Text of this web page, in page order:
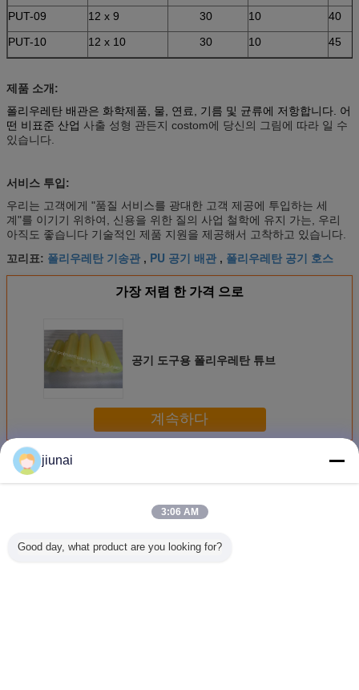
PUT-09
12 x 9 30 10
40
PUT-10
12 x 10 30 10 45
제품 소개:
폴리우레탄 배관은 화학제품, 물, 연료, 기름 및 균류에 저항합니다. 어
떤 비표준 산업 사출 성형 관든지 costom에 당신의 그림에 따라 일 수
있습니다.
서비스 투입:
우리는 고객에게 "품질 서비스를 광대한 고객 제공에 투입하는 세
계"를 이기기 위하여, 신용을 위한 질의 사업 철학에 유지 가는, 우리
아직도 좋습니다 기술적인 제품 지원을 제공해서 고착하고 있습니다.
꼬리표: 폴리우레탄 기송관 , PU 공기 배관 , 폴리우레탄 공기 호스
가장 저렴 한 가격 으로
공기 도구용 폴리우레탄 튜브
계속하다
더 많은 것폴리우레탄 배관
공기 도구용 폴리
산업 공기 가스관
jiunai
3:06 AM
Good day, what product are you looking for?